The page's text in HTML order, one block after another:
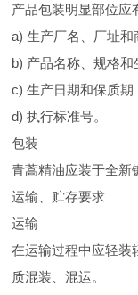
产品包装明显部位应
a) 生产厂名、厂址和
b) 产品名称、规格和
c) 生产日期和保质期
d) 执行标准号。
包装
青蒿精油应装于全新
运输、贮存要求
运输
在运输过程中应轻装
质混装、混运。